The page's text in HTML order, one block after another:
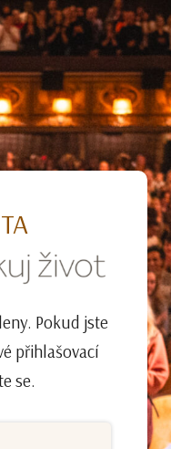
Pokud jste
přihlašovací
se.